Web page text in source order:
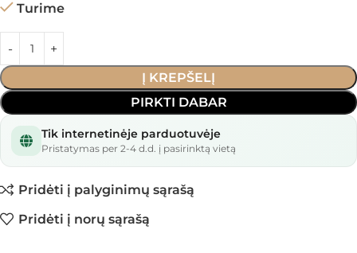
Turime
Į KREPŠELĮ
PIRKTI DABAR
Tik internetinėje parduotuvėje
Pristatymas per 2-4 d.d. į pasirinktą vietą
Pridėti į palyginimų sąrašą
Pridėti į norų sąrašą